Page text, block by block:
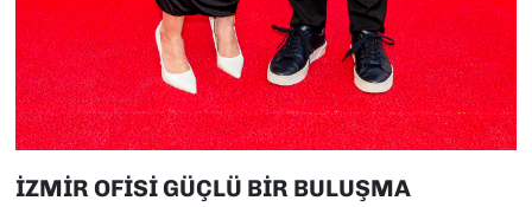
İZMİR OFİSİ GÜÇLÜ BİR BULUŞMA